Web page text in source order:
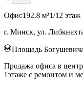
Офис192.8 м²1/12 этаж
г. Минск, ул.
Площадь
Продажа офиса в
1этаже с ремонтом и